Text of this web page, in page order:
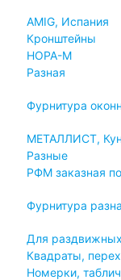
AMIG, Испания
Кронштейны
НОРА-М
Разная
Фурнитура
МЕТАЛЛИСТ,
Разные
РФМ заказная
Фурнитура
Для
Квадраты,
Номерки,